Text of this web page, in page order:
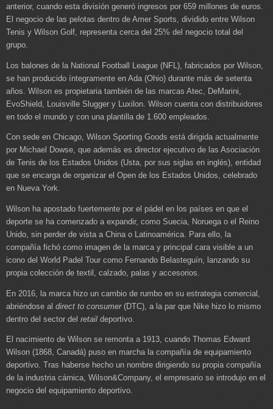
anterior, cuando esta división generó ingresos por 659 millones de euros.
El negocio de las pelotas dentro de Amer Sports, dividido entre Wilson
Tenis y Wilson Golf, representa cerca del 25% del negocio total del
grupo.
Los balones de la National Football League (NFL), fabricados por Wilson,
se han producido íntegramente en Ada (Ohio) durante más de setenta
años. Wilson es propietaria también de las marcas Atec, DeMarini,
EvoShield, Louisville Slugger y Luxilon. Wilson cuenta con distribuidores
en todo el mundo y con una plantilla de 1.600 empleados.
Con sede en Chicago, Wilson Sporting Goods está dirigida actualmente
por Michael Dowse, que además es director ejecutivo de las Asociación
de Tenis de los Estados Unidos (Usta, por sus siglas en inglés), entidad
que se encarga de organizar el Open de los Estados Unidos, celebrado
en Nueva York.
Wilson ha apostado fuertemente por el pádel en los países en que el
deporte se ha comenzado a expandir, como Suecia, Noruega o el Reino
Unido, sin perder de vista a China o Latinoamérica. Para ello, la
compañía fichó como imagen de la marca y principal cara visible a un
icono del World Padel Tour como Fernando Belasteguín, lanzando su
propia colección de textil, calzado, palas y accesorios.
En 2016, la marca hizo un cambio de rumbo en su estrategia comercial,
abriéndose al direct to consumer (DTC), a la par que Nike hizo lo mismo
dentro del sector del retail deportivo.
El nacimiento de Wilson se remonta a 1913, cuando Thomas Edward
Wilson (1868, Canadá) puso en marcha la compañía de equipamiento
deportivo. Tras haberse hecho un nombre dirigiendo su propia compañía
de la industria cárnica, Wilson&Company, el empresario se introdujo en el
negocio del equipamiento deportivo.